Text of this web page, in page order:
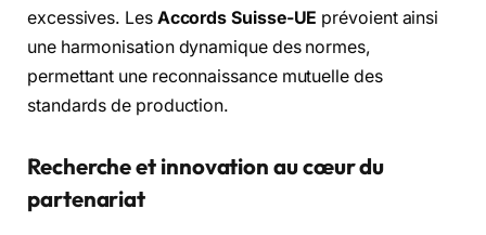
excessives. Les Accords Suisse-UE prévoient ainsi
une harmonisation dynamique des normes,
permettant une reconnaissance mutuelle des
standards de production.
Recherche et innovation au cœur du
partenariat